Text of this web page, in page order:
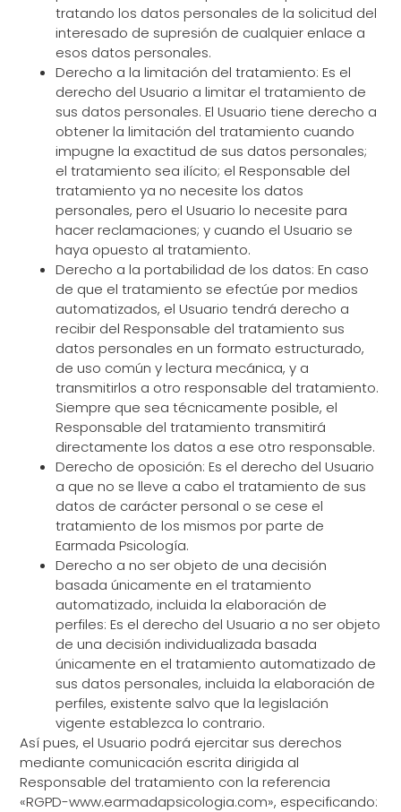
tratando los datos personales de la solicitud del
interesado de supresión de cualquier enlace a
esos datos personales.
Derecho a la limitación del tratamiento: Es el
derecho del Usuario a limitar el tratamiento de
sus datos personales. El Usuario tiene derecho a
obtener la limitación del tratamiento cuando
impugne la exactitud de sus datos personales;
el tratamiento sea ilícito; el Responsable del
tratamiento ya no necesite los datos
personales, pero el Usuario lo necesite para
hacer reclamaciones; y cuando el Usuario se
haya opuesto al tratamiento.
Derecho a la portabilidad de los datos: En caso
de que el tratamiento se efectúe por medios
automatizados, el Usuario tendrá derecho a
recibir del Responsable del tratamiento sus
datos personales en un formato estructurado,
de uso común y lectura mecánica, y a
transmitirlos a otro responsable del tratamiento.
Siempre que sea técnicamente posible, el
Responsable del tratamiento transmitirá
directamente los datos a ese otro responsable.
Derecho de oposición: Es el derecho del Usuario
a que no se lleve a cabo el tratamiento de sus
datos de carácter personal o se cese el
tratamiento de los mismos por parte de
Earmada Psicología.
Derecho a no ser objeto de una decisión
basada únicamente en el tratamiento
automatizado, incluida la elaboración de
perfiles: Es el derecho del Usuario a no ser objeto
de una decisión individualizada basada
únicamente en el tratamiento automatizado de
sus datos personales, incluida la elaboración de
perfiles, existente salvo que la legislación
vigente establezca lo contrario.
Así pues, el Usuario podrá ejercitar sus derechos
mediante comunicación escrita dirigida al
Responsable del tratamiento con la referencia
«RGPD-www.earmadapsicologia.com», especificando: